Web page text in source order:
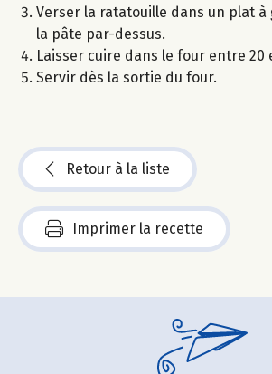
Verser la ratatouille dans un plat
la pâte par-dessus.
Laisser cuire dans le four entre 20
Servir dès la sortie du four.
Retour à la liste
Imprimer la recette